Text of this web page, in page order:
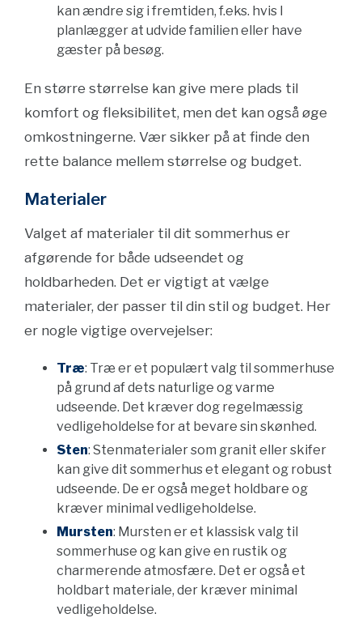
kan ændre sig i fremtiden, f.eks. hvis I
planlægger at udvide familien eller have
gæster på besøg.
En større størrelse kan give mere plads til
komfort og fleksibilitet, men det kan også øge
omkostningerne. Vær sikker på at finde den
rette balance mellem størrelse og budget.
Materialer
Valget af materialer til dit sommerhus er
afgørende for både udseendet og
holdbarheden. Det er vigtigt at vælge
materialer, der passer til din stil og budget. Her
er nogle vigtige overvejelser:
Træ: Træ er et populært valg til sommerhuse
på grund af dets naturlige og varme
udseende. Det kræver dog regelmæssig
vedligeholdelse for at bevare sin skønhed.
Sten: Stenmaterialer som granit eller skifer
kan give dit sommerhus et elegant og robust
udseende. De er også meget holdbare og
kræver minimal vedligeholdelse.
Mursten: Mursten er et klassisk valg til
sommerhuse og kan give en rustik og
charmerende atmosfære. Det er også et
holdbart materiale, der kræver minimal
vedligeholdelse.